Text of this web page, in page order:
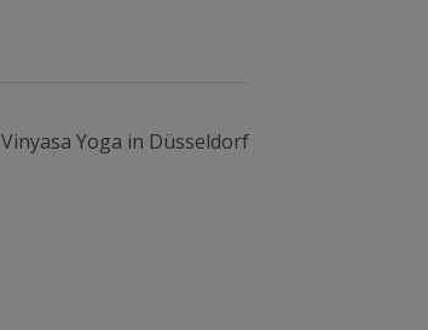
Vinyasa Yoga in Düsseldorf